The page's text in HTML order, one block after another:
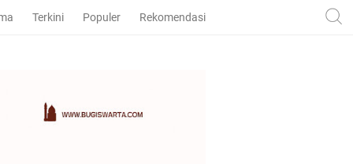
Terkini Populer Rekomendasi